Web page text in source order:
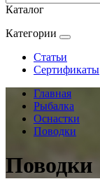
Каталог
Категории
Статьи
Сертификаты
Главная
Рыбалка
Оснастки
Поводки
Поводки